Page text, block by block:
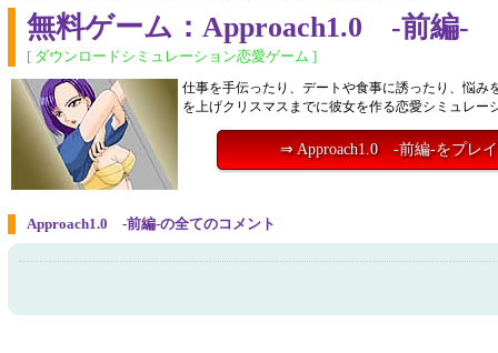
無料ゲーム：Approach1.0 -前編-
[ ダウンロードシミュレーション恋愛ゲーム ]
仕事を手伝ったり、デートや食事に誘ったり、悩み
を上げクリスマスまでに彼女を作る恋愛シミュレー
⇒ Approach1.0 -前編-をプレ
Approach1.0 -前編-の全てのコメント